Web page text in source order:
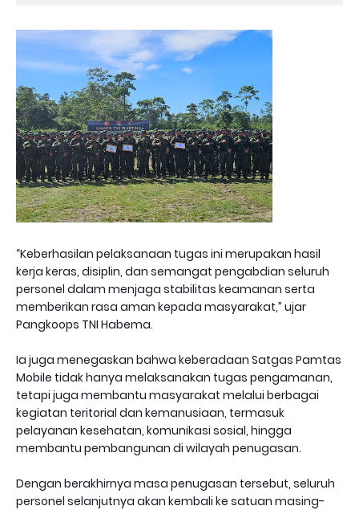
“Keberhasilan pelaksanaan tugas ini merupakan hasil
kerja keras, disiplin, dan semangat pengabdian seluruh
personel dalam menjaga stabilitas keamanan serta
memberikan rasa aman kepada masyarakat,” ujar
Pangkoops TNI Habema.
Ia juga menegaskan bahwa keberadaan Satgas Pamtas
Mobile tidak hanya melaksanakan tugas pengamanan,
tetapi juga membantu masyarakat melalui berbagai
kegiatan teritorial dan kemanusiaan, termasuk
pelayanan kesehatan, komunikasi sosial, hingga
membantu pembangunan di wilayah penugasan.
Dengan berakhirnya masa penugasan tersebut, seluruh
personel selanjutnya akan kembali ke satuan masing-